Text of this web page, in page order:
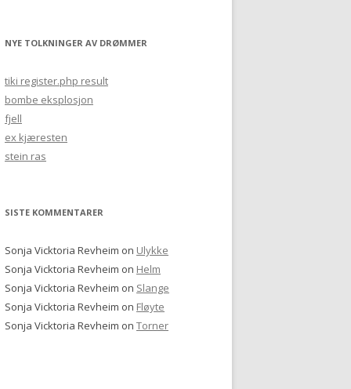
NYE TOLKNINGER AV DRØMMER
tiki register.php result
bombe eksplosjon
fjell
ex kjæresten
stein ras
SISTE KOMMENTARER
Sonja Vicktoria Revheim on Ulykke
Sonja Vicktoria Revheim on Helm
Sonja Vicktoria Revheim on Slange
Sonja Vicktoria Revheim on Fløyte
Sonja Vicktoria Revheim on Torner